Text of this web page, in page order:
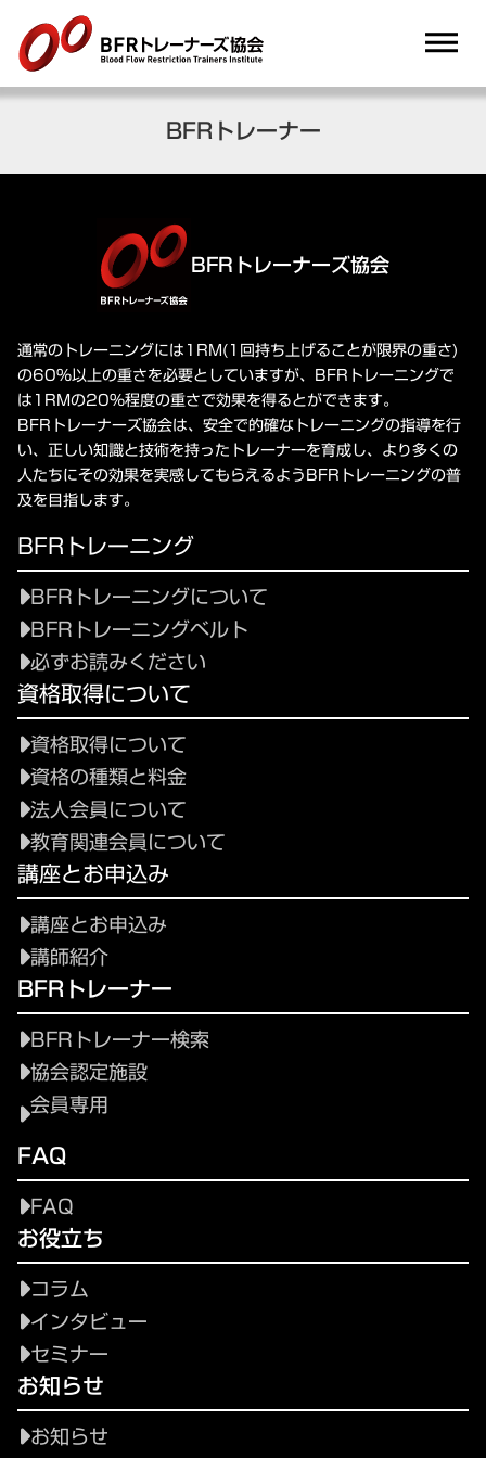
dehaze
BFRトレーナー
BFRトレーナーズ協会
通常のトレーニングには1RM(1回持ち上げることが限界の重さ)
の60%以上の重さを必要としていますが、BFRトレーニングで
は1RMの20%程度の重さで効果を得るとができます。
BFRトレーナーズ協会は、安全で的確なトレーニングの指導を行
い、正しい知識と技術を持ったトレーナーを育成し、より多くの
人たちにその効果を実感してもらえるようBFRトレーニングの普
及を目指します。
BFRトレーニング
BFRトレーニングについて
BFRトレーニングベルト
必ずお読みください
資格取得について
資格取得について
資格の種類と料金
法人会員について
教育関連会員について
講座とお申込み
講座とお申込み
講師紹介
BFRトレーナー
BFRトレーナー検索
協会認定施設
会員専用
FAQ
FAQ
お役立ち
コラム
インタビュー
セミナー
お知らせ
お知らせ